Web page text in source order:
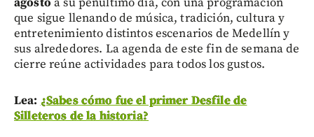
que sigue llenando de música, tradición, cultura y
entretenimiento distintos escenarios de Medellín y
sus alrededores. La agenda de este fin de semana de
cierre reúne actividades para todos los gustos.
Lea: ¿Sabes cómo fue el primer Desfile de
Silleteros de la historia?